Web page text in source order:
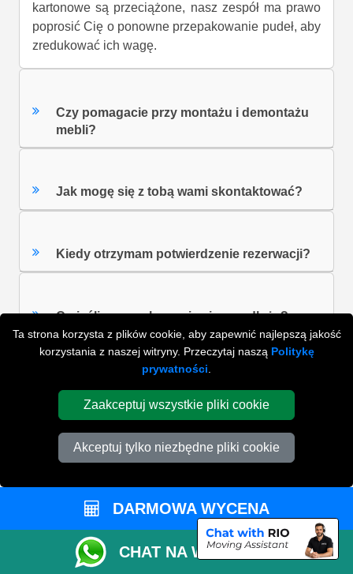
Ta strona korzysta z plików cookie, aby zapewnić najlepszą jakość
korzystania z naszej witryny. Przeczytaj naszą Politykę
prywatności
Zaakceptuj wszystkie pliki cookie
Akceptuj tylko niezbędne pliki cookie
kartonowe są przeciążone, nasz zespół ma prawo
poprosić Cię o ponowne przepakowanie pudeł, aby
zredukować ich wagę.
Czy pomagacie przy montażu i demontażu
mebli?
Jak mogę się z tobą wami skontaktować?
Kiedy otrzymam potwierdzenie rezerwacji?
Co jeśli czas pakowania się przedłuży?
ZOBACZ WSZYSTKIE FAQ'S
WYSZUKAJ W NAJCZĘŚCIEJ ZADAWANYCH
ZACZNIJ WPISYWAĆ SWOJE PYTANIE I WYBIERZ Z
PONIŻSZYCH WYNIKÓW
DARMOWA WYCENA
CHAT NA WHATSAPP